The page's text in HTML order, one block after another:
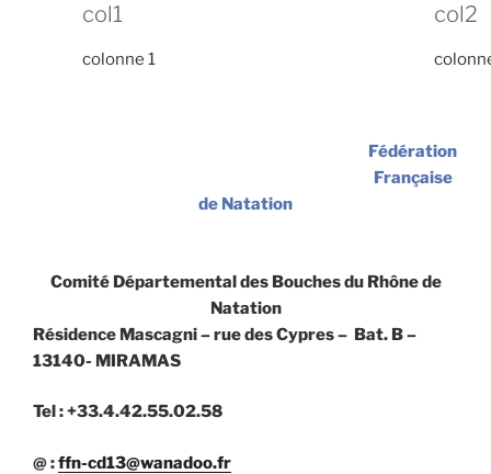
col1
colonne 1
col2
Fédération
Française
de Natation
Comité Départemental des Bouches du Rhône de
Natation
Résidence Mascagni – rue des Cypres – Bat. B –
13140- MIRAMAS
Tel : +33.4.42.55.02.58
@ :ffn-cd13@wanadoo.fr